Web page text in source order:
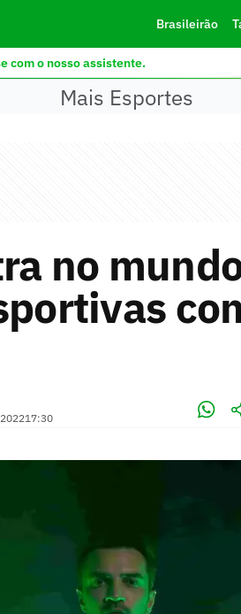
Brasileirão
com o nosso assistente.
Mais Esportes
no
17:30